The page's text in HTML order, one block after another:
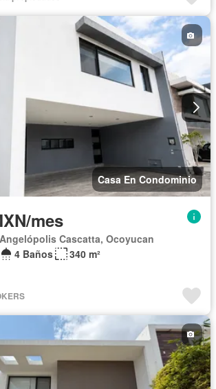
Gas natural
Caseta de vigilancia
Wifi
Permite niños
Solo familias
Casa En Condominio
mes
Cascatta, Ocoyucan
4 Baños
340 m²